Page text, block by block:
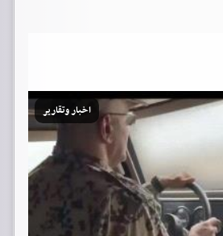
اخبار وتقارير